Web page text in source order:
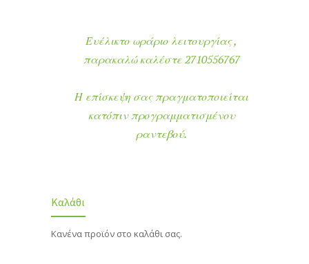
Ευέλικτο ωράριο λειτουργίας ,
παρακαλώ καλέστε 2710556767
Η επίσκεψη σας πραγματοποιείται
κατόπιν προγραμματισμένου
ραντεβού.
Καλάθι
Κανένα προϊόν στο καλάθι σας.